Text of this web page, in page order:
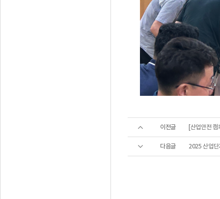
이전글 [산업안전
다음글 2025 산업단